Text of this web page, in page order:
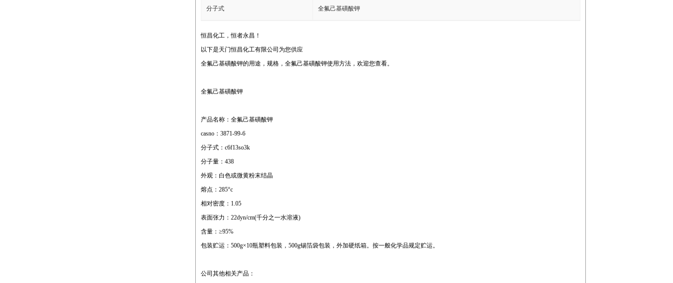
分子式 全氟己基磺酸钾
恒昌化工，恒者永昌！
以下是天门恒昌化工有限公司为您供应
全氟己基磺酸钾的用途，规格，全氟己基磺酸钾使用方法，欢迎您查看。
全氟己基磺酸钾
产品名称：全氟己基磺酸钾
casno：3871-99-6
分子式：c6f13so3k
分子量：438
外观：白色或微黄粉末结晶
熔点：285°c
相对密度：1.05
表面张力：22dyn/cm(千分之一水溶液)
含量：≥95%
包装贮运：500g×10瓶塑料包装，500g锡箔袋包装，外加硬纸箱。按一般化学品规定贮运。
公司其他相关产品：